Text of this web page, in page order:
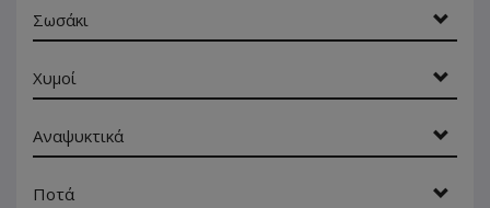
Σωσάκι
Χυμοί
Αναψυκτικά
Ποτά